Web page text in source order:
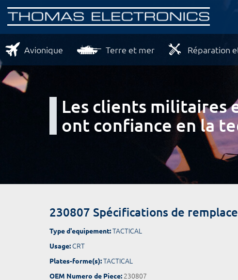
Avionique Terre et mer Réparation
Les clients militaires
ont confiance en la
230807 Spécifications de
Type d'equipement:TACTICAL
Usage: CRT
Plates-forme(s):TACTICAL
OEM Numero de Piece: 230807